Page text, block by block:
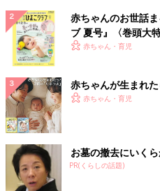
赤ちゃんのお世話
ブ 夏号』〈巻頭大
く！ おっぱい・ミ
赤ちゃん・育児
赤ちゃんが生まれ
赤ちゃん・育児
お墓の撤去にいく
PR(くらしの話題)